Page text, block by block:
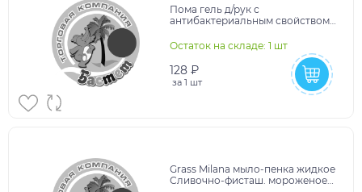
Пома гель д/рук с
антибактериальным свойством
Остаток на складе: 1 шт
128 ₽
за 1 шт
Grass Milana мыло-пенка жидкое
Сливочно-фисташ. мороженое